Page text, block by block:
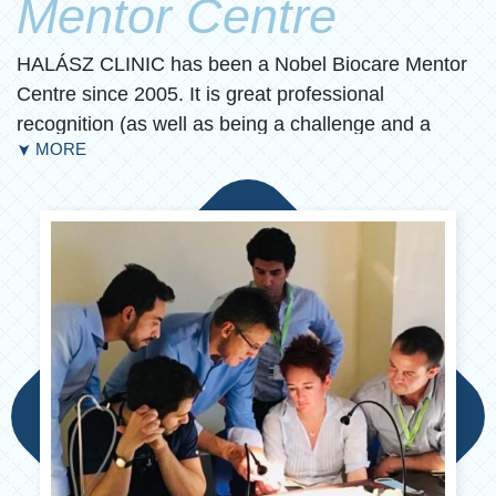
Mentor Centre
HALÁSZ CLINIC has been a Nobel Biocare Mentor
Centre since 2005. It is great professional
recognition (as well as being a challenge and a
responsibility). Since we are the Mentor Centre in
Southern Hungary, the entire southern region
belongs to us.
The tasks of HALÁSZ CLINIC include:
– Teaching implantology to
dentists
➤ MORE